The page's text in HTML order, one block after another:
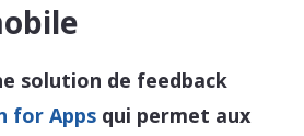
solution de feedback
for Apps qui permet aux